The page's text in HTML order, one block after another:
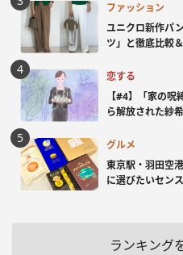
ファッション
ユニクロ新作パ
ツ」と徹底比較
恋する
【#4】「家の
ら解放された紗
グルメ
東京駅・羽田空
に選びたいセン
ランキング